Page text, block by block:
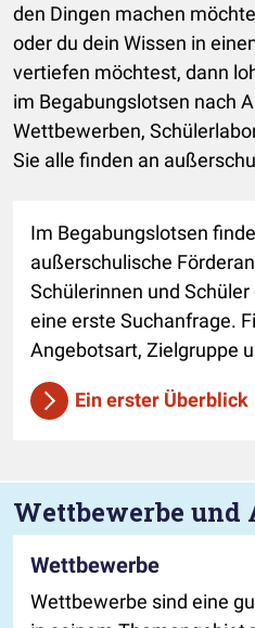
den Dingen machen
oder du dein Wissen in
vertiefen möchtest, dann
im Begabungslotsen nach
Wettbewerben,
Sie alle finden an
Im Begabungslotsen
außerschulische
Schülerinnen und
eine erste Suchanfrage.
Angebotsart, Zielgruppe
Ein erster Überblick
Wettbewerbe und
Wettbewerbe
Wettbewerbe sind eine